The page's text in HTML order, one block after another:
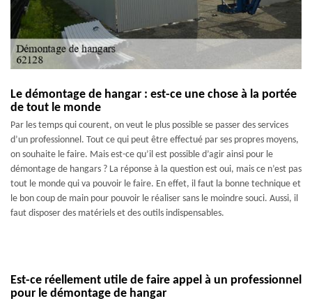
Le démontage de hangar : est-ce une chose à la portée
de tout le monde
Par les temps qui courent, on veut le plus possible se passer des services
d’un professionnel. Tout ce qui peut être effectué par ses propres moyens,
on souhaite le faire. Mais est-ce qu’il est possible d’agir ainsi pour le
démontage de hangars ? La réponse à la question est oui, mais ce n’est pas
tout le monde qui va pouvoir le faire. En effet, il faut la bonne technique et
le bon coup de main pour pouvoir le réaliser sans le moindre souci. Aussi, il
faut disposer des matériels et des outils indispensables.
Est-ce réellement utile de faire appel à un professionnel
pour le démontage de hangar